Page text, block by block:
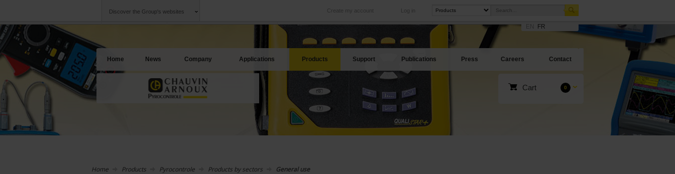
Discover the Group's websites Log in
Create my account
International
Our subsidiaries abroad
Our best offers
FR
Home News Company Applications Products Support Publications Press Careers Contact
Cart 0
Home Products Pyrocontrole Products by sectors General use